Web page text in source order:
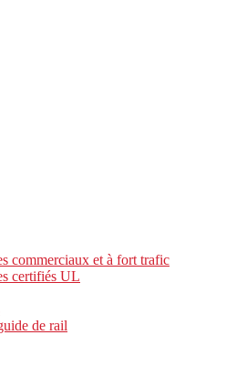
commerciaux et à fort trafic
certifiés UL
de rail